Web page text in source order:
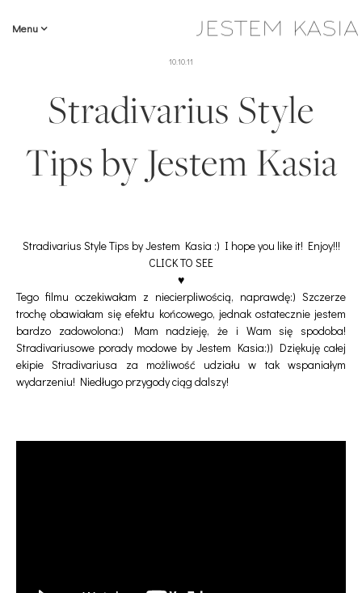
Menu
10.10.11
Stradivarius Style
Tips by Jestem Kasia
Stradivarius Style Tips by Jestem Kasia :) I hope you like it! Enjoy!!!
CLICK TO SEE
♥
Tego filmu oczekiwałam z niecierpliwością, naprawdę:) Szczerze
trochę obawiałam się efektu końcowego, jednak ostatecznie jestem
bardzo zadowolona:) Mam nadzieję, że i Wam się spodoba!
Stradivariusowe porady modowe by Jestem Kasia:)) Dziękuję całej
ekipie Stradivariusa za możliwość udziału w tak wspaniałym
wydarzeniu! Niedługo przygody ciąg dalszy!